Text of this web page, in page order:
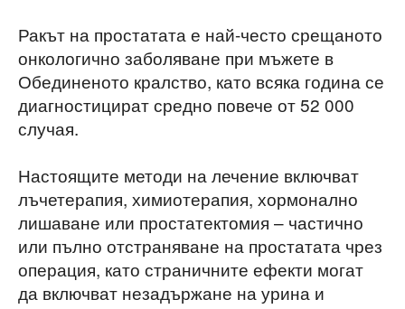
Ракът на простатата е най-често срещаното
онкологично заболяване при мъжете в
Обединеното кралство, като всяка година се
диагностицират средно повече от 52 000
случая.
Настоящите методи на лечение включват
лъчетерапия, химиотерапия, хормонално
лишаване или простатектомия – частично
или пълно отстраняване на простатата чрез
операция, като страничните ефекти могат
да включват незадържане на урина и